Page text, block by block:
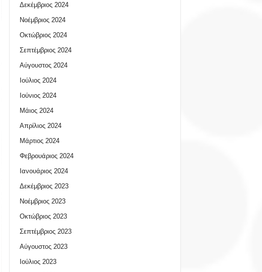
Δεκέμβριος 2024
Νοέμβριος 2024
Οκτώβριος 2024
Σεπτέμβριος 2024
Αύγουστος 2024
Ιούλιος 2024
Ιούνιος 2024
Μάιος 2024
Απρίλιος 2024
Μάρτιος 2024
Φεβρουάριος 2024
Ιανουάριος 2024
Δεκέμβριος 2023
Νοέμβριος 2023
Οκτώβριος 2023
Σεπτέμβριος 2023
Αύγουστος 2023
Ιούλιος 2023